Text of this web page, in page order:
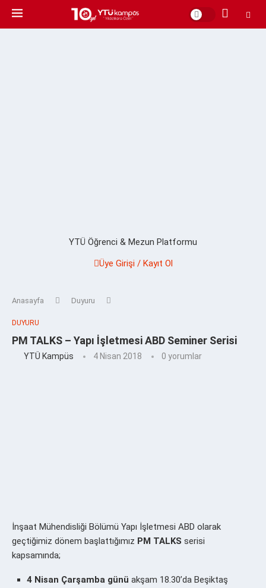
YTÜ Öğrenci & Mezun Platformu
Üye Girişi / Kayıt Ol
Anasayfa Duyuru
DUYURU
PM TALKS – Yapı İşletmesi ABD Seminer Serisi
YTÜ Kampüs 4 Nisan 2018 0 yorumlar
İnşaat Mühendisliği Bölümü Yapı İşletmesi ABD olarak
geçtiğimiz dönem başlattığımız PM TALKS serisi
kapsamında;
4 Nisan Çarşamba günü akşam 18.30’da Beşiktaş